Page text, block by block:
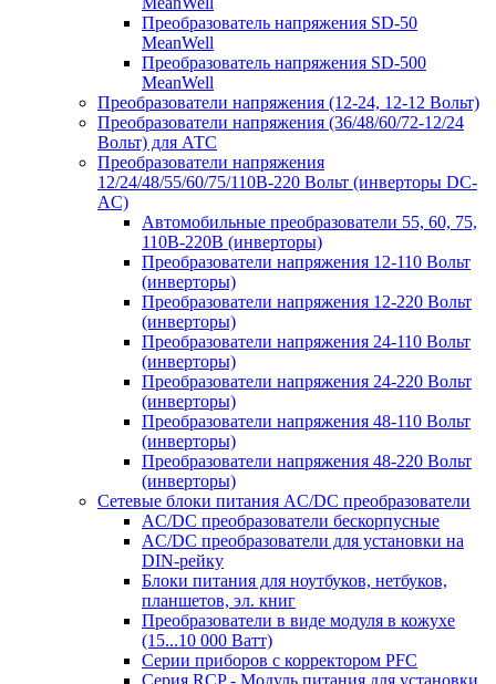
Преобразователь напряжения SD-50
MeanWell
Преобразователь напряжения SD-500
MeanWell
Преобразователи напряжения (12-24, 12-12 Вольт)
Преобразователи напряжения (36/48/60/72-12/24
Вольт) для АТС
Преобразователи напряжения
12/24/48/55/60/75/110В-220 Вольт (инверторы DC-
AC)
Автомобильные преобразователи 55, 60, 75,
110В-220В (инверторы)
Преобразователи напряжения 12-110 Вольт
(инверторы)
Преобразователи напряжения 12-220 Вольт
(инверторы)
Преобразователи напряжения 24-110 Вольт
(инверторы)
Преобразователи напряжения 24-220 Вольт
(инверторы)
Преобразователи напряжения 48-110 Вольт
(инверторы)
Преобразователи напряжения 48-220 Вольт
(инверторы)
Сетевые блоки питания AC/DC преобразователи
AC/DC преобразователи бескорпусные
AC/DC преобразователи для установки на
DIN-рейку
Блоки питания для ноутбуков, нетбуков,
планшетов, эл. книг
Преобразователи в виде модуля в кожухе
(15...10 000 Ватт)
Серии приборов с корректором PFC
Серия RCP - Модуль питания для установки